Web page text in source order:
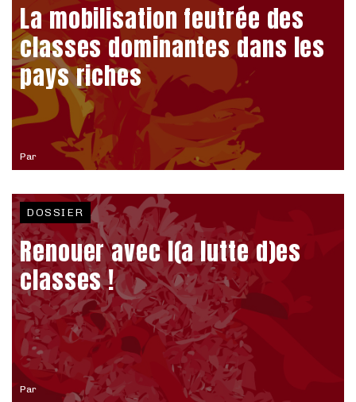
Par
La mobilisation feutrée des
classes dominantes dans les
pays riches
Par
DOSSIER
Renouer avec l(a lutte d)es
classes !